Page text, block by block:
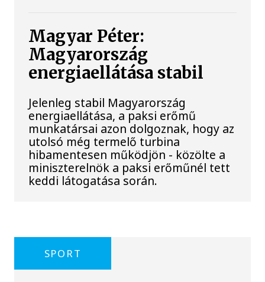
Magyar Péter:
Magyarország
energiaellátása stabil
Jelenleg stabil Magyarország
energiaellátása, a paksi erőmű
munkatársai azon dolgoznak, hogy az
utolsó még termelő turbina
hibamentesen működjön - közölte a
miniszterelnök a paksi erőműnél tett
keddi látogatása során.
SPORT